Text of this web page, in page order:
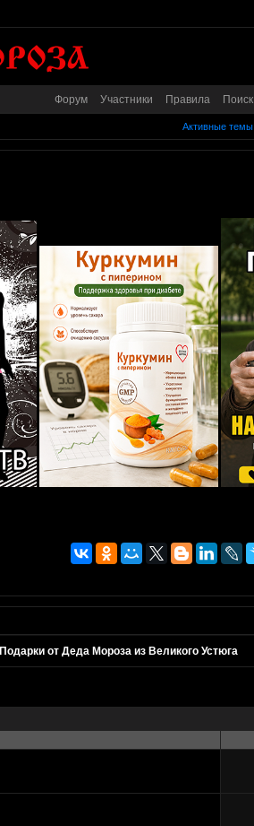
Форум Участники Правила Поиск
Активные темы
Подарки от Деда Мороза из Великого Устюга